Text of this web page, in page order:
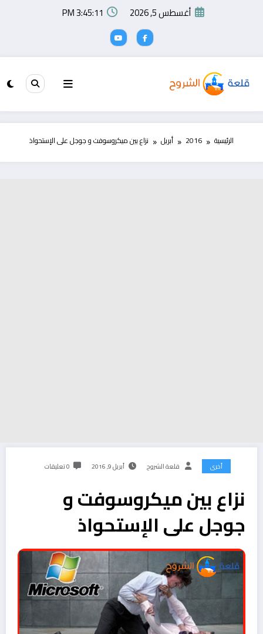
أغسطس 5, 2026 3:45:12 PM
الرئيسية 2016 أبريل نزاع بين ميكروسوفت و جوجل على الإستحواذ
أخرى قلعة الشروح أبريل 9, 2016 0 تعليقات
نزاع بين ميكروسوفت و
جوجل على الإستحواذ